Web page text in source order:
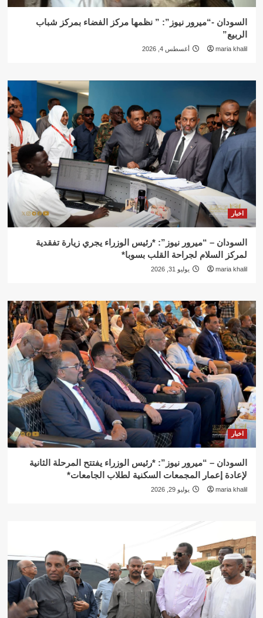
السودان -“ميرور نيوز”: ” نظمها مركز الفضاء بمركز شباب
الربيع”
maria khalil أغسطس 4, 2026
اخبار
السودان – “ميرور نيوز”: *رئيس الوزراء يجري زيارة تفقدية
لمركز السلام لجراحة القلب بسوبا*
maria khalil يوليو 31, 2026
اخبار
السودان – “ميرور نيوز”: *رئيس الوزراء يفتتح المرحلة الثانية
لإعادة إعمار المجمعات السكنية لطلاب الجامعات*
maria khalil يوليو 29, 2026